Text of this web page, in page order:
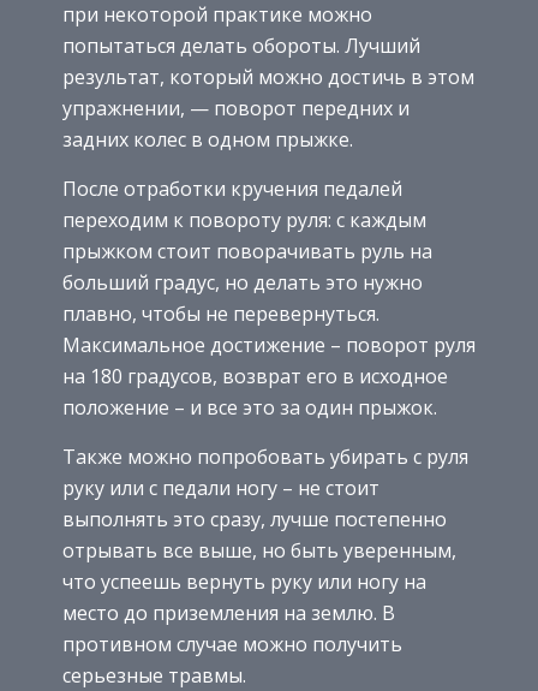
при некоторой практике можно
попытаться делать обороты. Лучший
результат, который можно достичь в этом
упражнении, — поворот передних и
задних колес в одном прыжке.
После отработки кручения педалей
переходим к повороту руля: с каждым
прыжком стоит поворачивать руль на
больший градус, но делать это нужно
плавно, чтобы не перевернуться.
Максимальное достижение – поворот руля
на 180 градусов, возврат его в исходное
положение – и все это за один прыжок.
Также можно попробовать убирать с руля
руку или с педали ногу – не стоит
выполнять это сразу, лучше постепенно
отрывать все выше, но быть уверенным,
что успеешь вернуть руку или ногу на
место до приземления на землю. В
противном случае можно получить
серьезные травмы.